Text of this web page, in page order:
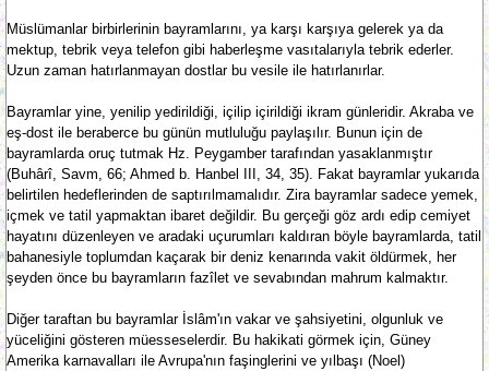
Müslümanlar birbirlerinin bayramlarını, ya karşı karşıya gelerek ya da
mektup, tebrik veya telefon gibi haberleşme vasıtalarıyla tebrik ederler.
Uzun zaman hatırlanmayan dostlar bu vesile ile hatırlanırlar.
Bayramlar yine, yenilip yedirildiği, içilip içirildiği ikram günleridir. Akraba ve
eş-dost ile beraberce bu günün mutluluğu paylaşılır. Bunun için de
bayramlarda oruç tutmak Hz. Peygamber tarafından yasaklanmıştır
(Buhârî, Savm, 66; Ahmed b. Hanbel III, 34, 35). Fakat bayramlar yukarıda
belirtilen hedeflerinden de saptırılmamalıdır. Zira bayramlar sadece yemek,
içmek ve tatil yapmaktan ibaret değildir. Bu gerçeği göz ardı edip cemiyet
hayatını düzenleyen ve aradaki uçurumları kaldıran böyle bayramlarda, tatil
bahanesiyle toplumdan kaçarak bir deniz kenarında vakit öldürmek, her
şeyden önce bu bayramların fazîlet ve sevabından mahrum kalmaktır.
Diğer taraftan bu bayramlar İslâm'ın vakar ve şahsiyetini, olgunluk ve
yüceliğini gösteren müesseselerdir. Bu hakikati görmek için, Güney
Amerika karnavalları ile Avrupa'nın faşinglerini ve yılbaşı (Noel)